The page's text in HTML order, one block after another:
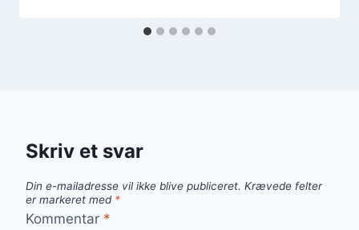
Skriv et svar
Din e-mailadresse vil ikke blive publiceret. Krævede felter
er markeret med *
Kommentar *